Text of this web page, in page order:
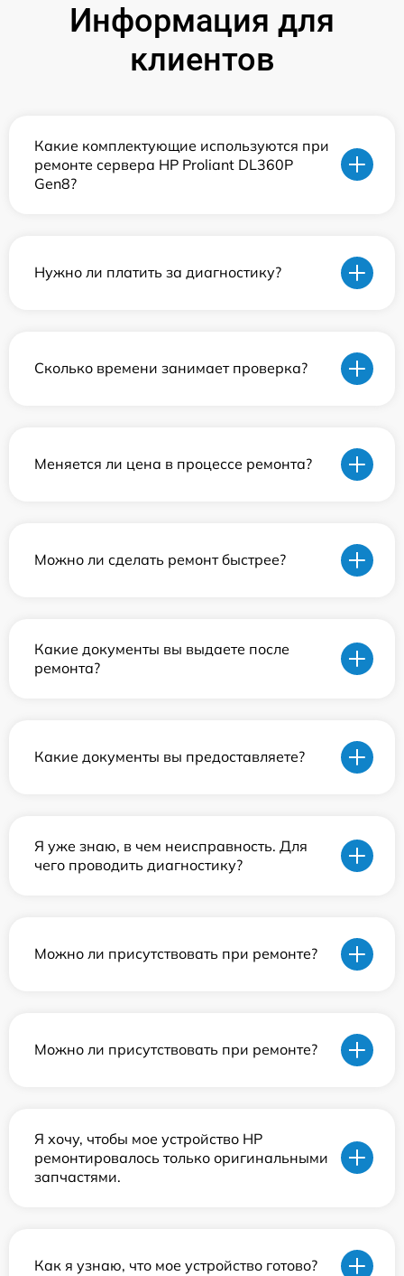
Информация для
клиентов
Какие комплектующие используются при
ремонте сервера HP Proliant DL360P
Gen8?
Нужно ли платить за диагностику?
Сколько времени занимает проверка?
Меняется ли цена в процессе ремонта?
Можно ли сделать ремонт быстрее?
Какие документы вы выдаете после
ремонта?
Какие документы вы предоставляете?
Я уже знаю, в чем неисправность. Для
чего проводить диагностику?
Можно ли присутствовать при ремонте?
Можно ли присутствовать при ремонте?
Я хочу, чтобы мое устройство HP
ремонтировалось только оригинальными
запчастями.
Как я узнаю, что мое устройство готово?